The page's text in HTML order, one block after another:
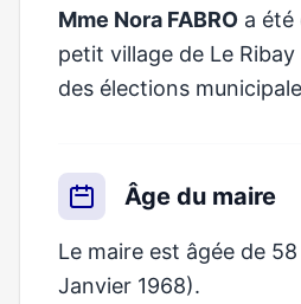
Mme Nora FABRO a été
petit village de Le Ribay
des élections
Âge du maire
Le maire est âgée de
Janvier 1968).